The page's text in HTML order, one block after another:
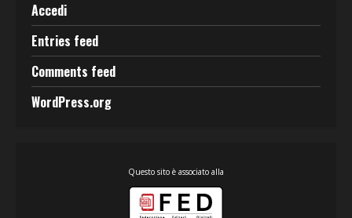
Accedi
Entries feed
Comments feed
WordPress.org
Questo sito è associato alla